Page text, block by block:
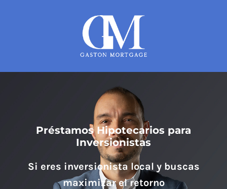
Préstamos Hipotecarios para
Inversionistas
Si eres inversionista local y buscas
maximizar el retorno